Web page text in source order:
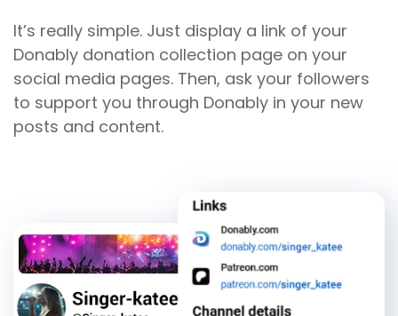
It’s really simple. Just display a link of your
Donably donation collection page on your
social media pages. Then, ask your followers
to support you through Donably in your new
posts and content.